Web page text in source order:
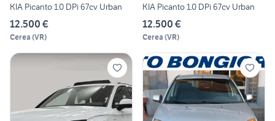
KIA Picanto 1.0 DPi 67cv Urban
12.500 €
Cerea (VR)
KIA Picanto 1.0 DPi 67cv Urban
12.500 €
Cerea (VR)